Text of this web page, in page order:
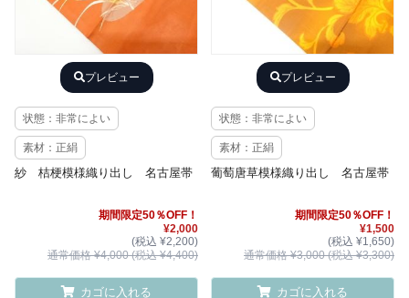
プレビュー
状態：非常によい
素材：正絹
紗 桔梗模様織り出し 名古屋帯
期間限定50％OFF！
¥2,000
(税込 ¥2,200)
通常価格 ¥4,000 (税込 ¥4,400)
カゴに入れる
プレビュー
状態：非常によい
素材：正絹
葡萄唐草模様織り出し 名古屋帯
期間限定50％OFF！
¥1,500
(税込 ¥1,650)
通常価格 ¥3,000 (税込 ¥3,300)
カゴに入れる